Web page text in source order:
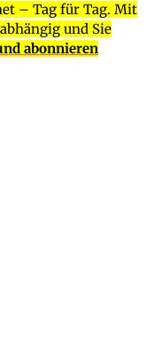
– Tag für Tag. Mit
und Sie
abonnieren